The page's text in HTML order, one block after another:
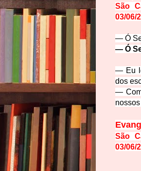
São
03/06/
— Ó
— Ó
— Eu
dos
—
São
03/06/